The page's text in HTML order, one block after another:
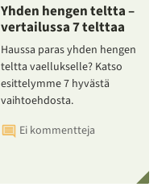
Yhden hengen teltta –
vertailussa 7 telttaa
Haussa paras yhden hengen
teltta vaellukselle? Katso
esittelymme 7 hyvästä
vaihtoehdosta.
Ei kommentteja